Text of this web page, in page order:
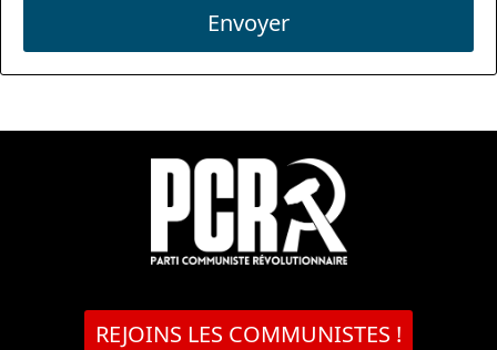
Envoyer
REJOINS LES COMMUNISTES !